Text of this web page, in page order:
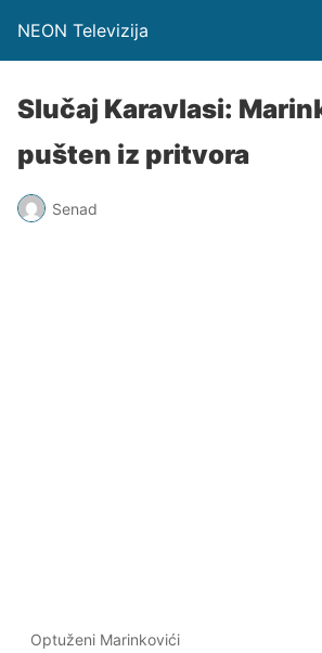
NEON Televizija
Slučaj Karavlasi:
pušten iz pritvora
Senad
Optuženi Marinkovići